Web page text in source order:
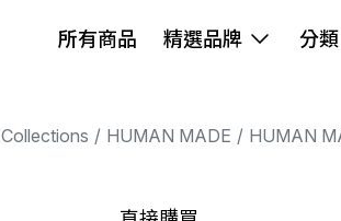
所有商品 精選品牌 分類
Collections HUMAN MADE HUMAN